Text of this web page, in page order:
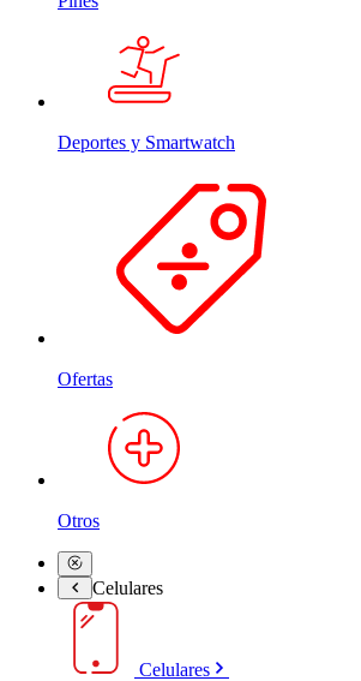
Deportes y Smartwatch
Ofertas
Otros
Celulares
Celulares